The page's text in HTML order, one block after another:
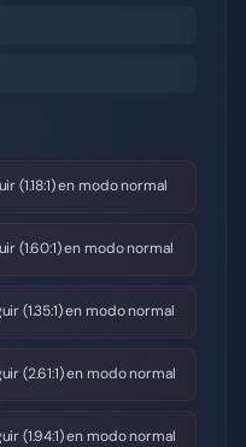
(1.18:1) en modo normal
(1.60:1) en modo normal
(1.35:1) en modo normal
(2.61:1) en modo normal
(1.94:1) en modo normal